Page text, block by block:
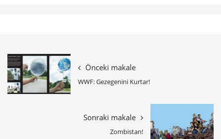
Önceki makale
WWF: Gezegenini Kurtar!
Sonraki makale
Zombistan!